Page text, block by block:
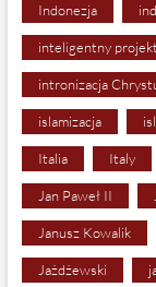
Indonezja
inteligentny projekt
intronizacja
islamizacja
Italia Italy
Jan Paweł II
Janusz Kowalik
Jażdżewski